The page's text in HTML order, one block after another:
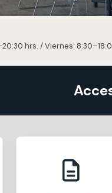
hrs. / Viernes: